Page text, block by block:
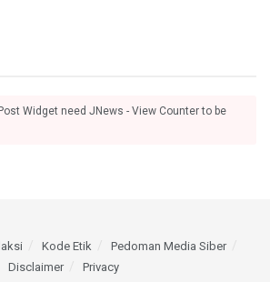
Widget need JNews - View Counter to be
Kode Etik
Pedoman Media Siber
Disclaimer
Privacy